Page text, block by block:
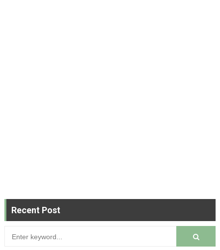
Recent Post